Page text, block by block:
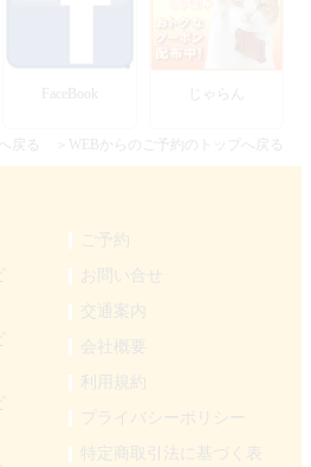
FaceBook じゃらん
戻る ＞WEBからのご予約のトップへ戻る
ご予約
お問い合せ
交通案内
会社概要
利用規約
プライバシーポリシー
特定商取引法に基づく表